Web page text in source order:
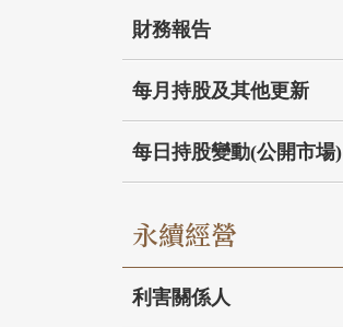
財務報告
每月持股及其他更新
每日持股變動(公開市場)
永續經營
利害關係人